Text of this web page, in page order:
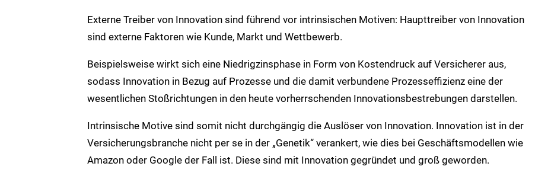
Externe Treiber von Innovation sind führend vor intrinsischen Motiven: Haupttreiber von Innovation
sind externe Faktoren wie Kunde, Markt und Wettbewerb.
Beispielsweise wirkt sich eine Niedrigzinsphase in Form von Kostendruck auf Versicherer aus,
sodass Innovation in Bezug auf Prozesse und die damit verbundene Prozesseffizienz eine der
wesentlichen Stoßrichtungen in den heute vorherrschenden Innovationsbestrebungen darstellen.
Intrinsische Motive sind somit nicht durchgängig die Auslöser von Innovation. Innovation ist in der
Versicherungsbranche nicht per se in der „Genetik“ verankert, wie dies bei Geschäftsmodellen wie
Amazon oder Google der Fall ist. Diese sind mit Innovation gegründet und groß geworden.